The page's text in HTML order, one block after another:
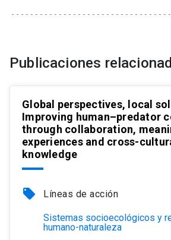
Publicaciones
Global perspectives, local
Improving human–predator
through collaboration,
experiences and cross-
knowledge
local_offer Líneas de acción
Sistemas socioecológicos y
humano-naturaleza